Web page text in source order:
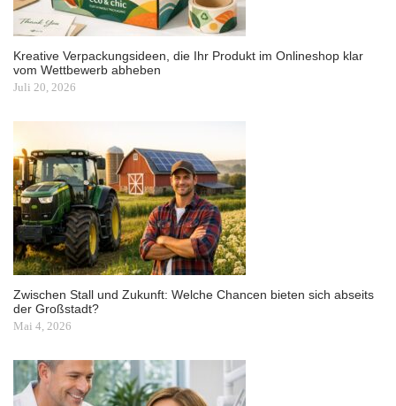
Kreative Verpackungsideen, die Ihr Produkt im Onlineshop klar
vom Wettbewerb abheben
Juli 20, 2026
Zwischen Stall und Zukunft: Welche Chancen bieten sich abseits
der Großstadt?
Mai 4, 2026